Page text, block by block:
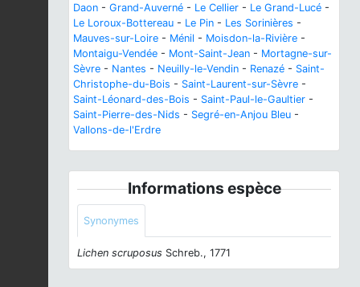
Daon - Grand-Auverné - Le Cellier - Le Grand-Lucé -
Le Loroux-Bottereau - Le Pin - Les Sorinières -
Mauves-sur-Loire - Ménil - Moisdon-la-Rivière -
Montaigu-Vendée - Mont-Saint-Jean - Mortagne-sur-
Sèvre - Nantes - Neuilly-le-Vendin - Renazé - Saint-
Christophe-du-Bois - Saint-Laurent-sur-Sèvre -
Saint-Léonard-des-Bois - Saint-Paul-le-Gaultier -
Saint-Pierre-des-Nids - Segré-en-Anjou Bleu -
Vallons-de-l'Erdre
Informations espèce
Synonymes
Lichen scruposus Schreb., 1771